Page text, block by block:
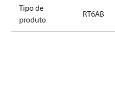
Tipo de
produto
RT6AB